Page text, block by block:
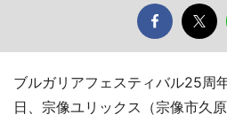
ブルガリアフェスティバル25周
日、宗像ユリックス（宗像市久原